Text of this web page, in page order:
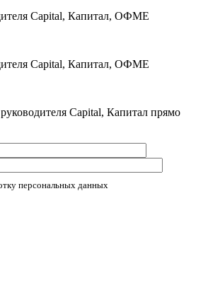
Capital, Капитал прямо
персональных данных